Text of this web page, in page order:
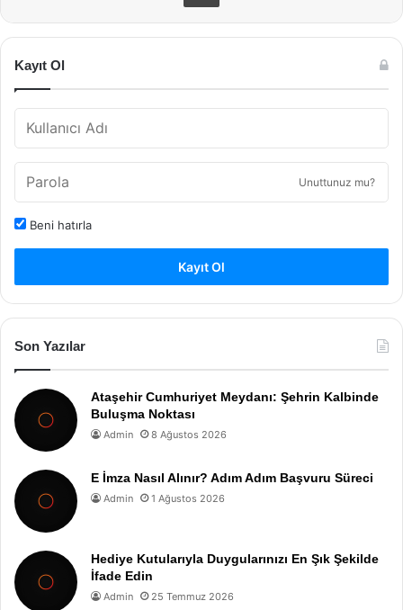
Kayıt Ol
Unuttunuz mu?
Beni hatırla
Kayıt Ol
Son Yazılar
Ataşehir Cumhuriyet Meydanı: Şehrin Kalbinde
Buluşma Noktası
Admin 8 Ağustos 2026
E İmza Nasıl Alınır? Adım Adım Başvuru Süreci
Admin 1 Ağustos 2026
Hediye Kutularıyla Duygularınızı En Şık Şekilde
İfade Edin
Admin 25 Temmuz 2026